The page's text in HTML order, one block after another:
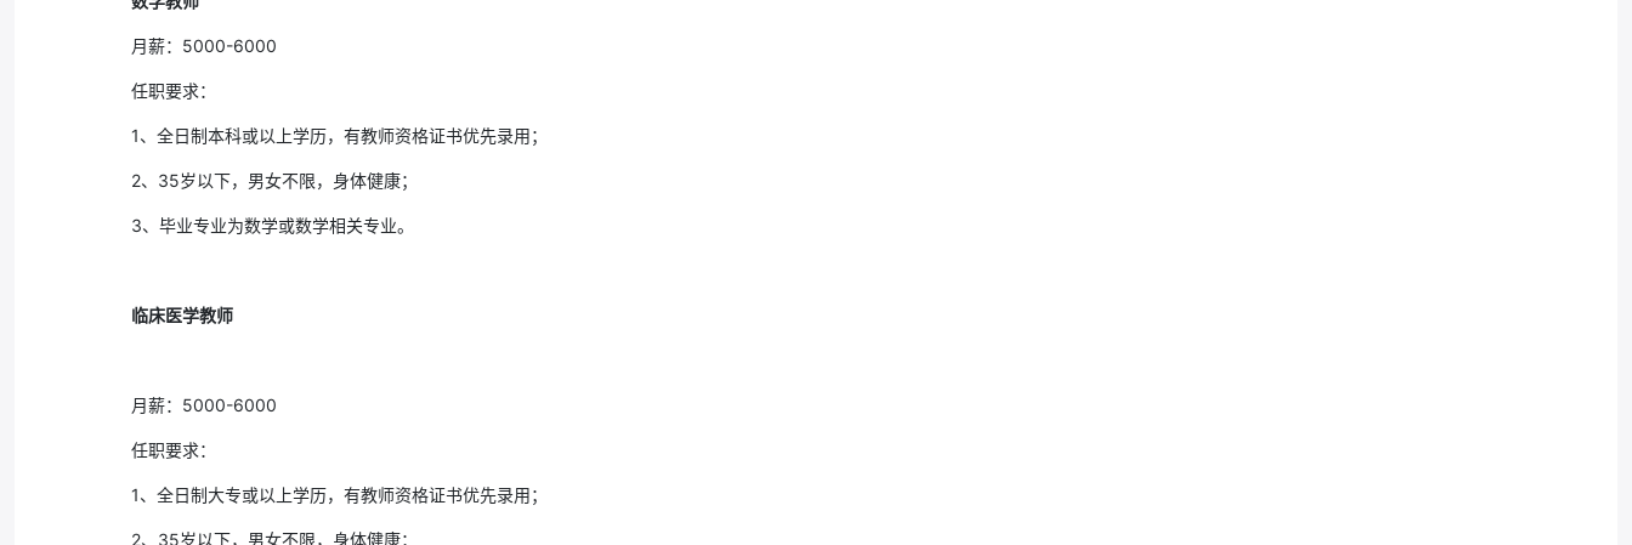
月薪：5000-6000
任职要求：
1、全日制本科或以上学历，有教师资格证书优先录用；
2、35岁以下，男女不限，身体健康；
3、毕业专业为数学或数学相关专业。
临床医学教师
月薪：5000-6000
任职要求：
1、全日制大专或以上学历，有教师资格证书优先录用；
2、35岁以下，男女不限，身体健康；